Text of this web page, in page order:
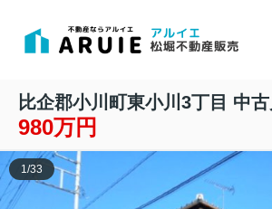
比企郡小川町東小川3丁目 中
980万円
1/33